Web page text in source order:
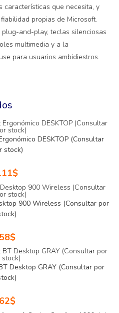
características que necesita, y
propias de Microsoft.
and-play, teclas silenciosas
multimedia y a la
para usuarios ambidiestros.
DESKTOP (Consultar
stock)
$
900 Wireless (Consultar por
58$
Desktop GRAY (Consultar por
62$